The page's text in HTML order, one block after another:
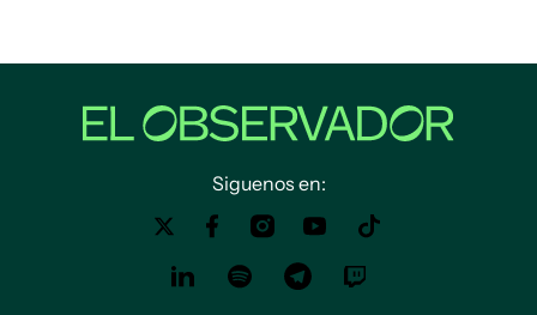
Siguenos en: